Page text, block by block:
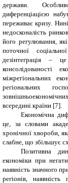
держави.
диференціацією
переживає кризу.
недосконалість
його регулювання,
поточної
дезінтеграція –
консолідованості
міжрегіональних
регіональних
всередині країни [7].
Економічна
це, за словами
хронічної хвороби,
слабне, що збільшує
Позитивна
економіки при
наявність значного
регіонів,